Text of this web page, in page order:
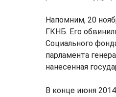
Напомним, 20
ГКНБ. Его
Социального
парламента
нанесенная
В конце июня